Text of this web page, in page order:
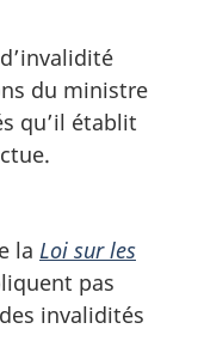
du ministre
qu’il établit
la Loi sur les
pas
invalidités